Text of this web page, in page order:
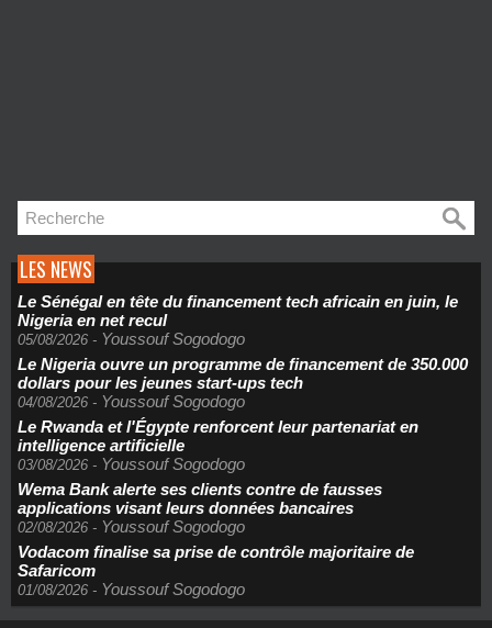
LES NEWS
Le Sénégal en tête du financement tech africain en juin, le
Nigeria en net recul
05/08/2026 - Youssouf Sogodogo
Le Nigeria ouvre un programme de financement de 350.000
dollars pour les jeunes start-ups tech
04/08/2026 - Youssouf Sogodogo
Le Rwanda et l'Égypte renforcent leur partenariat en
intelligence artificielle
03/08/2026 - Youssouf Sogodogo
Wema Bank alerte ses clients contre de fausses
applications visant leurs données bancaires
02/08/2026 - Youssouf Sogodogo
Vodacom finalise sa prise de contrôle majoritaire de
Safaricom
01/08/2026 - Youssouf Sogodogo